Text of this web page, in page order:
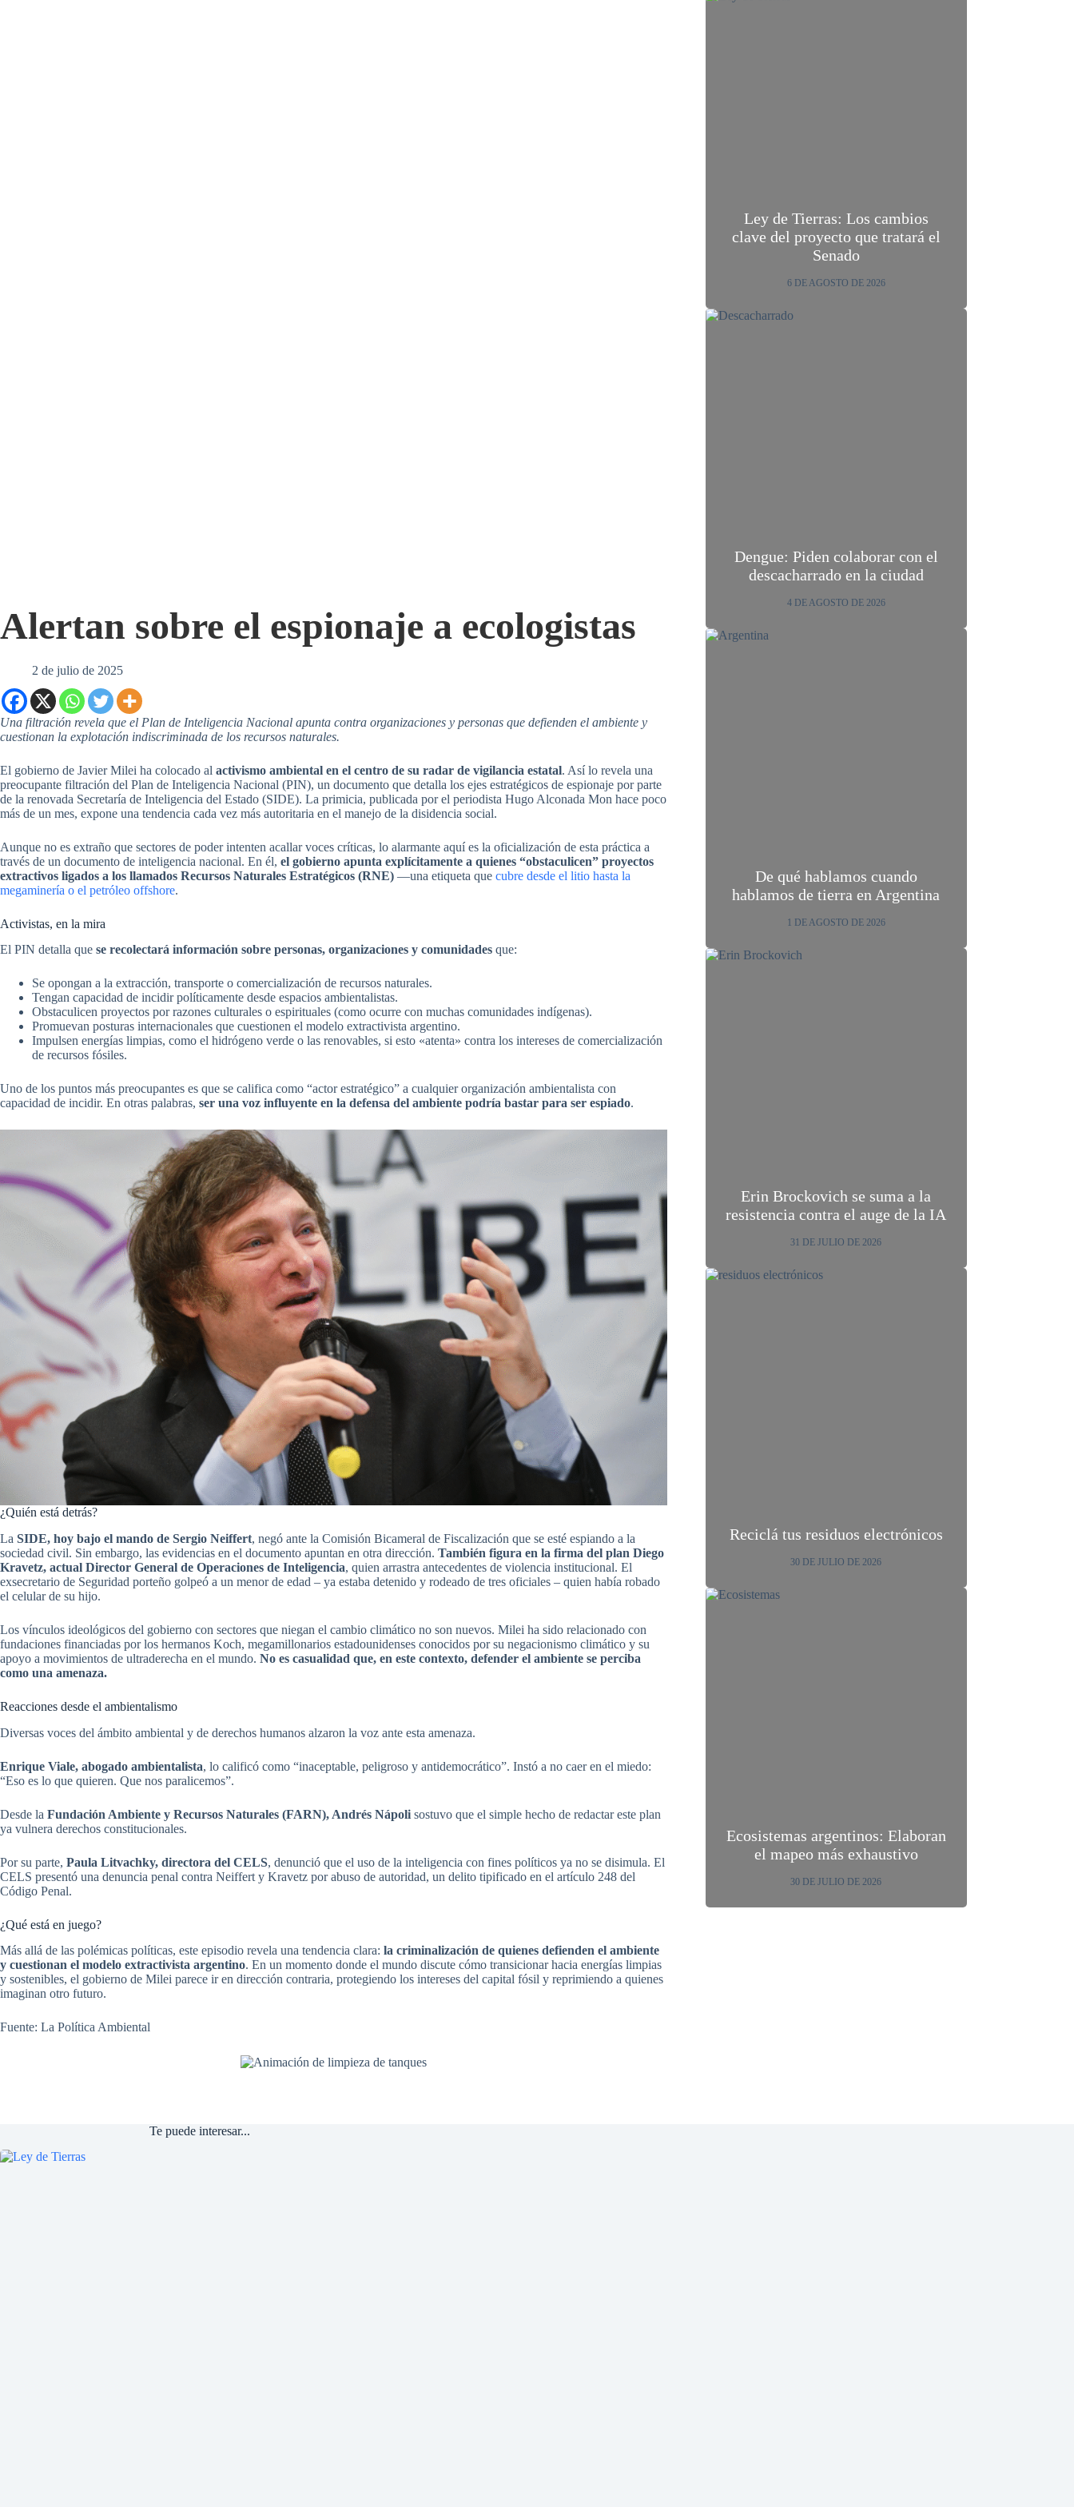
Alertan sobre el espionaje a ecologistas
2 de julio de 2025
Una filtración revela que el Plan de Inteligencia Nacional apunta contra organizaciones y personas que defienden el ambiente y
cuestionan la explotación indiscriminada de los recursos naturales.
El gobierno de Javier Milei ha colocado al activismo ambiental en el centro de su radar de vigilancia estatal. Así lo revela una
preocupante filtración del Plan de Inteligencia Nacional (PIN), un documento que detalla los ejes estratégicos de espionaje por parte
de la renovada Secretaría de Inteligencia del Estado (SIDE). La primicia, publicada por el periodista Hugo Alconada Mon hace poco
más de un mes, expone una tendencia cada vez más autoritaria en el manejo de la disidencia social.
Aunque no es extraño que sectores de poder intenten acallar voces críticas, lo alarmante aquí es la oficialización de esta práctica a
través de un documento de inteligencia nacional. En él, el gobierno apunta explícitamente a quienes “obstaculicen” proyectos
extractivos ligados a los llamados Recursos Naturales Estratégicos (RNE) —una etiqueta que cubre desde el litio hasta la
megaminería o el petróleo offshore.
Activistas, en la mira
El PIN detalla que se recolectará información sobre personas, organizaciones y comunidades que:
Se opongan a la extracción, transporte o comercialización de recursos naturales.
Tengan capacidad de incidir políticamente desde espacios ambientalistas.
Obstaculicen proyectos por razones culturales o espirituales (como ocurre con muchas comunidades indígenas).
Promuevan posturas internacionales que cuestionen el modelo extractivista argentino.
Impulsen energías limpias, como el hidrógeno verde o las renovables, si esto «atenta» contra los intereses de comercialización
de recursos fósiles.
Uno de los puntos más preocupantes es que se califica como “actor estratégico” a cualquier organización ambientalista con
capacidad de incidir. En otras palabras, ser una voz influyente en la defensa del ambiente podría bastar para ser espiado.
¿Quién está detrás?
La SIDE, hoy bajo el mando de Sergio Neiffert, negó ante la Comisión Bicameral de Fiscalización que se esté espiando a la
sociedad civil. Sin embargo, las evidencias en el documento apuntan en otra dirección. También figura en la firma del plan Diego
Kravetz, actual Director General de Operaciones de Inteligencia, quien arrastra antecedentes de violencia institucional. El
exsecretario de Seguridad porteño golpeó a un menor de edad – ya estaba detenido y rodeado de tres oficiales – quien había robado
el celular de su hijo.
Los vínculos ideológicos del gobierno con sectores que niegan el cambio climático no son nuevos. Milei ha sido relacionado con
fundaciones financiadas por los hermanos Koch, megamillonarios estadounidenses conocidos por su negacionismo climático y su
apoyo a movimientos de ultraderecha en el mundo. No es casualidad que, en este contexto, defender el ambiente se perciba
como una amenaza.
Reacciones desde el ambientalismo
Diversas voces del ámbito ambiental y de derechos humanos alzaron la voz ante esta amenaza.
Enrique Viale, abogado ambientalista, lo calificó como “inaceptable, peligroso y antidemocrático”. Instó a no caer en el miedo:
“Eso es lo que quieren. Que nos paralicemos”.
Desde la Fundación Ambiente y Recursos Naturales (FARN), Andrés Nápoli sostuvo que el simple hecho de redactar este plan
ya vulnera derechos constitucionales.
Por su parte, Paula Litvachky, directora del CELS, denunció que el uso de la inteligencia con fines políticos ya no se disimula. El
CELS presentó una denuncia penal contra Neiffert y Kravetz por abuso de autoridad, un delito tipificado en el artículo 248 del
Código Penal.
¿Qué está en juego?
Más allá de las polémicas políticas, este episodio revela una tendencia clara: la criminalización de quienes defienden el ambiente
y cuestionan el modelo extractivista argentino. En un momento donde el mundo discute cómo transicionar hacia energías limpias
y sostenibles, el gobierno de Milei parece ir en dirección contraria, protegiendo los intereses del capital fósil y reprimiendo a quienes
imaginan otro futuro.
Fuente: La Política Ambiental
Ley de Tierras: Los cambios
clave del proyecto que tratará el
Senado
6 DE AGOSTO DE 2026
Dengue: Piden colaborar con el
descacharrado en la ciudad
4 DE AGOSTO DE 2026
De qué hablamos cuando
hablamos de tierra en Argentina
1 DE AGOSTO DE 2026
Erin Brockovich se suma a la
resistencia contra el auge de la IA
31 DE JULIO DE 2026
Reciclá tus residuos electrónicos
30 DE JULIO DE 2026
Ecosistemas argentinos: Elaboran
el mapeo más exhaustivo
30 DE JULIO DE 2026
Te puede interesar...